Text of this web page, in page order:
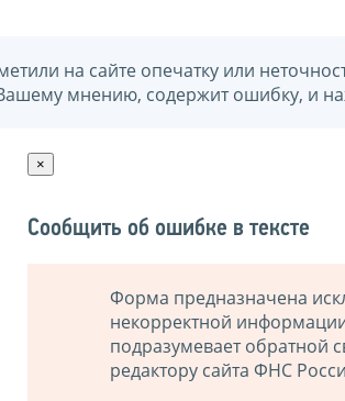
на сайте опечатку или
мнению, содержит ошибку, и
×
Сообщить об ошибке в тексте
Форма предназначена
некорректной
подразумевает обратной
редактору сайта ФНС